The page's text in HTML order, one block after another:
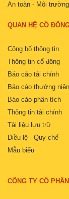
An toàn - Môi trường
QUAN HỆ CỔ
Công bố thông tin
Thông tin cổ đông
Báo cáo tài chính
Báo cáo thường niên
Báo cáo phân tích
Thông tin tài chính
Tài liệu lưu trữ
Điều lệ - Quy chế
Mẫu biểu
CÔNG TY CỔ